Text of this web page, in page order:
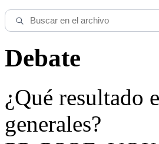
Debate
¿Qué resultado
generales?